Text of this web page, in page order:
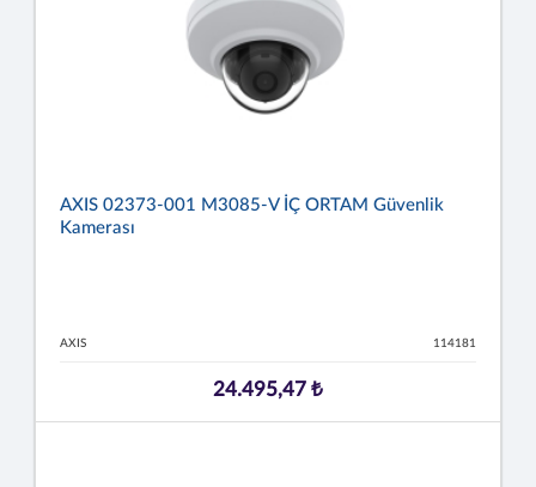
AXIS 02373-001 M3085-V İÇ ORTAM Güvenlik
Kamerası
AXIS 114181
24.495,47 ₺